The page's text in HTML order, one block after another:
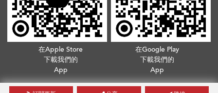
在Apple Store
下載我們的
App
在Google Play
下載我們的
App
版權所有©2026. 不得轉載服務條款. 隱私政策